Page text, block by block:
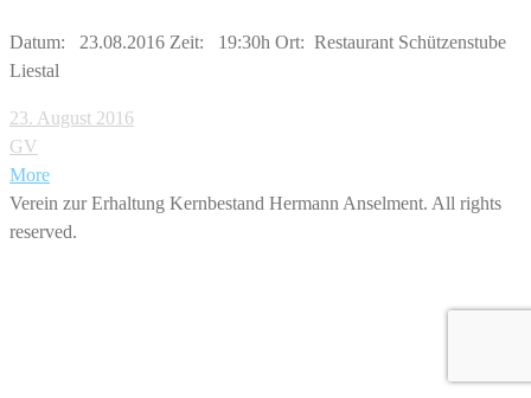
Datum: 23.08.2016 Zeit: 19:30h Ort: Restaurant Schützenstube
Liestal
23. August 2016
GV
More
Verein zur Erhaltung Kernbestand Hermann Anselment. All rights
reserved.